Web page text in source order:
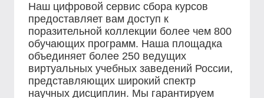
Наш цифровой сервис сбора курсов
предоставляет вам доступ к
поразительной коллекции более чем 800
обучающих программ. Наша площадка
объединяет более 250 ведущих
виртуальных учебных заведений России,
представляющих широкий спектр
научных дисциплин. Мы гарантируем